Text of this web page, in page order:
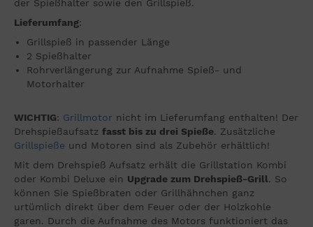
der Spießhalter sowie den Grillspieß.
Lieferumfang:
Grillspieß in passender Länge
2 Spießhalter
Rohrverlängerung zur Aufnahme Spieß- und
Motorhalter
WICHTIG: Grillmotor nicht im Lieferumfang enthalten! Der
Drehspießaufsatz fasst bis zu drei Spieße. Zusätzliche
Grillspieße und Motoren sind als Zubehör erhältlich!
Mit dem Drehspieß Aufsatz erhält die Grillstation Kombi
oder Kombi Deluxe ein Upgrade zum Drehspieß-Grill. So
können Sie Spießbraten oder Grillhähnchen ganz
urtümlich direkt über dem Feuer oder der Holzkohle
garen. Durch die Aufnahme des Motors funktioniert das